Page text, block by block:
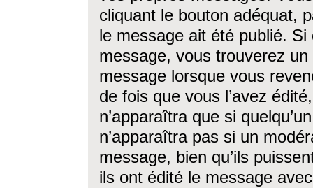
cliquant le bouton adéquat,
le message ait été publié. Si
message, vous trouverez
message lorsque vous
de fois que vous l’avez
n’apparaîtra que si
n’apparaîtra pas si un
message, bien qu’ils
ils ont édité le message